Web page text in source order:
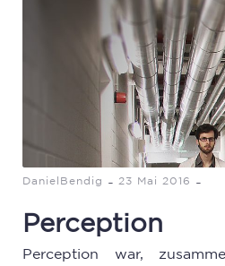
DanielBendig - 23 Mai 2016 -
Perception
Perception war,